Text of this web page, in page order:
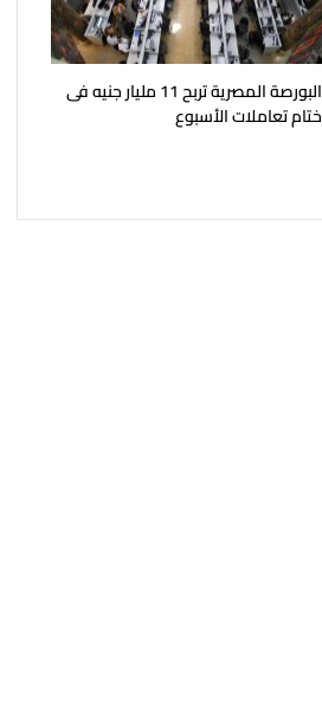
البورصة المصرية تربح 11 مليار جنيه فى
ختام تعاملات الأسبوع